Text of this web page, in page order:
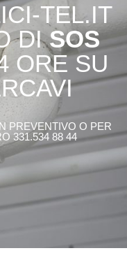
TEL.IT
DISOS
ORE SU
PREVENTIVO O PER
331.534 88 44